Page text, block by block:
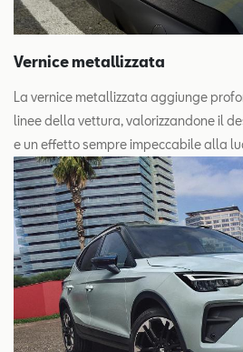
Vernice metallizzata
La vernice metallizzata aggiunge
linee della vettura, valorizzandone il
e un effetto sempre impeccabile alla